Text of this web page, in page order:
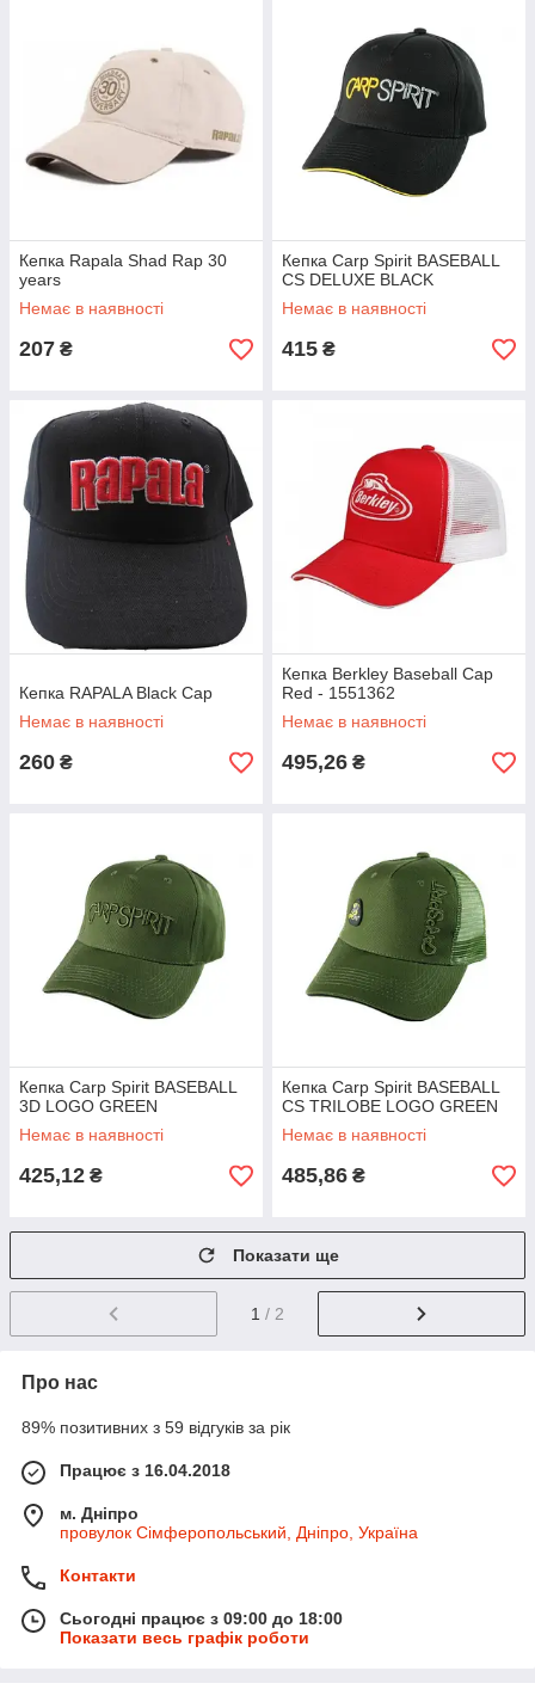
Кепка Rapala Shad Rap 30
years
Немає в наявності
207 ₴
Кепка Carp Spirit BASEBALL
CS DELUXE BLACK
Немає в наявності
415 ₴
Кепка RAPALA Black Cap
Немає в наявності
260 ₴
Кепка Berkley Baseball Cap
Red - 1551362
Немає в наявності
495,26 ₴
Кепка Carp Spirit BASEBALL
3D LOGO GREEN
Немає в наявності
425,12 ₴
Кепка Carp Spirit BASEBALL
CS TRILOBE LOGO GREEN
Немає в наявності
485,86 ₴
Показати ще
1 / 2
Про нас
89% позитивних з 59 відгуків за рік
Працює з 16.04.2018
м. Дніпро
провулок Сімферопольський, Дніпро, Україна
Контакти
Сьогодні працює з 09:00 до 18:00
Показати весь графік роботи